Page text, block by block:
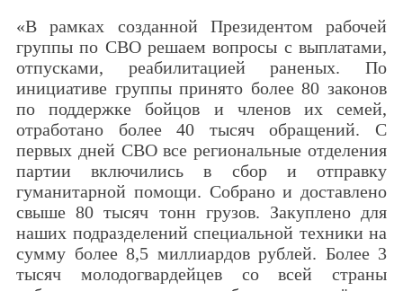
«В рамках созданной Президентом рабочей
группы по СВО решаем вопросы с выплатами,
отпусками, реабилитацией раненых. По
инициативе группы принято более 80 законов
по поддержке бойцов и членов их семей,
отработано более 40 тысяч обращений. С
первых дней СВО все региональные отделения
партии включились в сбор и отправку
гуманитарной помощи. Собрано и доставлено
свыше 80 тысяч тонн грузов. Закуплено для
наших подразделений специальной техники на
сумму более 8,5 миллиардов рублей. Более 3
тысяч молодогвардейцев со всей страны